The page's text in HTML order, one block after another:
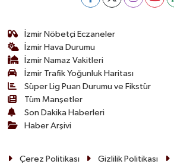
İzmir Nöbetçi Eczaneler
İzmir Hava Durumu
İzmir Namaz Vakitleri
İzmir Trafik Yoğunluk Haritası
Süper Lig Puan Durumu ve Fikstür
Tüm Manşetler
Son Dakika Haberleri
Haber Arşivi
Çerez Politikası Gizlilik Politikası